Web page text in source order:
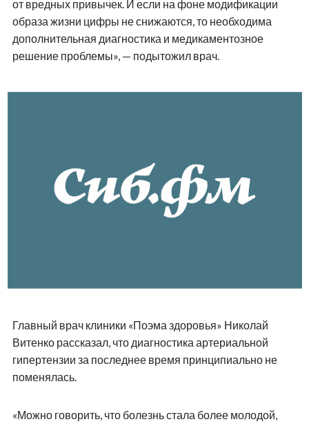
от вредных привычек. И если на фоне модификации
образа жизни цифры не снижаются, то необходима
дополнительная диагностика и медикаментозное
решение проблемы», — подытожил врач.
Главный врач клиники «Поэма здоровья» Николай
Витенко рассказал, что диагностика артериальной
гипертензии за последнее время принципиально не
поменялась.
«Можно говорить, что болезнь стала более молодой,